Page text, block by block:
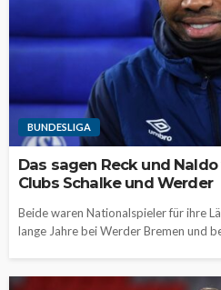
BUNDESLIGA
Das sagen Reck und
Clubs Schalke und Werder
Beide waren Nationalspieler für ihre
lange Jahre bei Werder Bremen und